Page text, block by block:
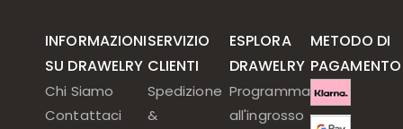
INFORMAZIONI
SU DRAWELRY
Chi Siamo
Contattaci
SERVIZIO
CLIENTI
Spedizione
&
ESPLORA
DRAWELRY
Programma
all'ingrosso
METODO DI
PAGAMENTO